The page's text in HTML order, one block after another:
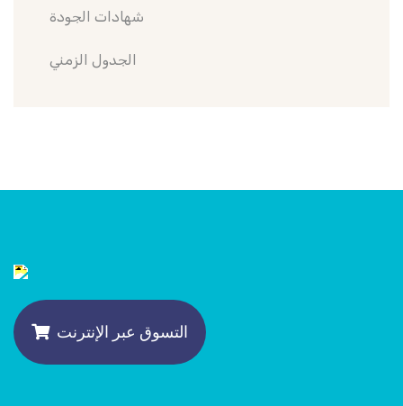
شهادات الجودة
الجدول الزمني
التسوق عبر الإنترنت